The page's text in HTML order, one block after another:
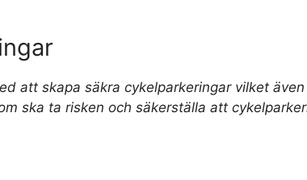
att skapa säkra cykelparkeringar vilket
ska ta risken och säkerställa att